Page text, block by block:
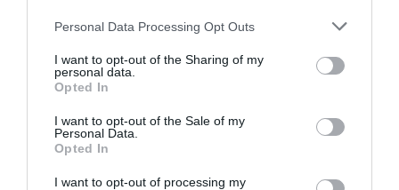
Please note that this website/app uses one or more Google
not limited to your visit or usage behaviour. You may click to
grant or deny consent to Google and its third-party tags to
use your data for below specified purposes in below Google
consent section.
Personal Data Processing Opt Outs
I want to opt-out of the Sharing of my
personal data.
Opted In
I want to opt-out of the Sale of my
Personal Data.
Opted In
I want to opt-out of processing my